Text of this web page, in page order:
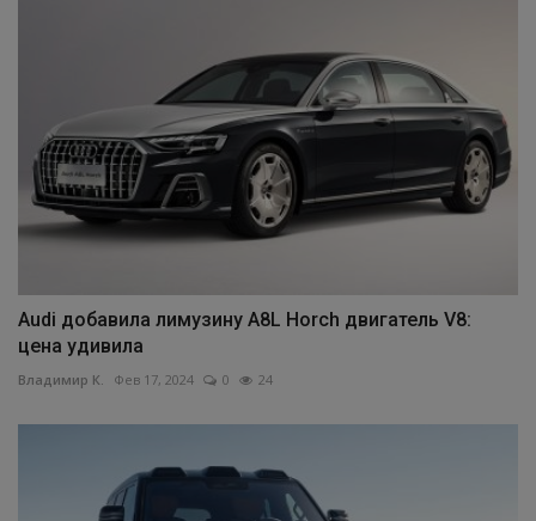
Audi добавила лимузину A8L Horch двигатель V8:
цена удивила
Владимир К. Фев 17, 2024 0 24